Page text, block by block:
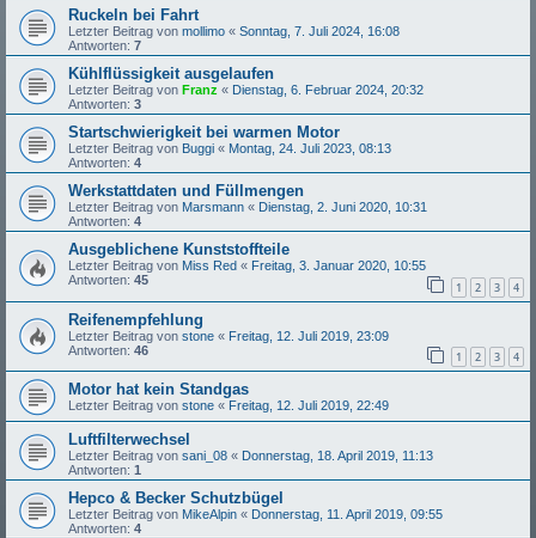
Ruckeln bei Fahrt
Letzter Beitrag von mollimo « Sonntag, 7. Juli 2024, 16:08
Antworten: 7
Kühlflüssigkeit ausgelaufen
Letzter Beitrag von Franz « Dienstag, 6. Februar 2024, 20:32
Antworten: 3
Startschwierigkeit bei warmen Motor
Letzter Beitrag von Buggi « Montag, 24. Juli 2023, 08:13
Antworten: 4
Werkstattdaten und Füllmengen
Letzter Beitrag von Marsmann « Dienstag, 2. Juni 2020, 10:31
Antworten: 4
Ausgeblichene Kunststoffteile
Letzter Beitrag von Miss Red « Freitag, 3. Januar 2020, 10:55
Antworten: 45 1 2 3 4
Reifenempfehlung
Letzter Beitrag von stone « Freitag, 12. Juli 2019, 23:09
Antworten: 46 1 2 3 4
Motor hat kein Standgas
Letzter Beitrag von stone « Freitag, 12. Juli 2019, 22:49
Luftfilterwechsel
Letzter Beitrag von sani_08 « Donnerstag, 18. April 2019, 11:13
Antworten: 1
Hepco & Becker Schutzbügel
Letzter Beitrag von MikeAlpin « Donnerstag, 11. April 2019, 09:55
Antworten: 4